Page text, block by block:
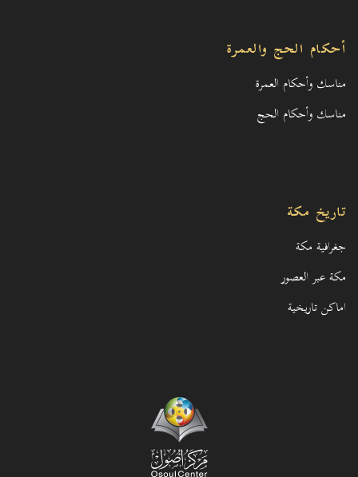
أحكام الحج والعمرة
مناسك وأحكام العمرة
مناسك وأحكام الحج
تاريخ مكة
جغرافية مكة
مكة عبر العصور
اماكن تاريخية